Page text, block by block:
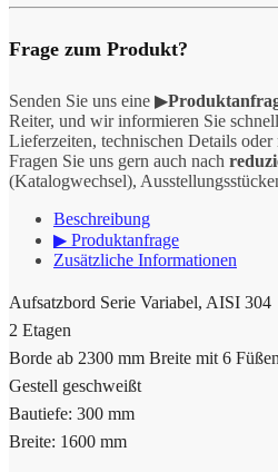
Frage zum Produkt?
Senden Sie uns eine ▶
Reiter, und wir informieren Sie
Lieferzeiten, technischen Details
Fragen Sie uns gern auch nach
(Katalogwechsel),
Beschreibung
▶ Produktanfrage
Zusätzliche Informationen
Aufsatzbord Serie Variabel, AISI 304
2 Etagen
Borde ab 2300 mm Breite mit 6 Füßen
Gestell geschweißt
Bautiefe: 300 mm
Breite: 1600 mm